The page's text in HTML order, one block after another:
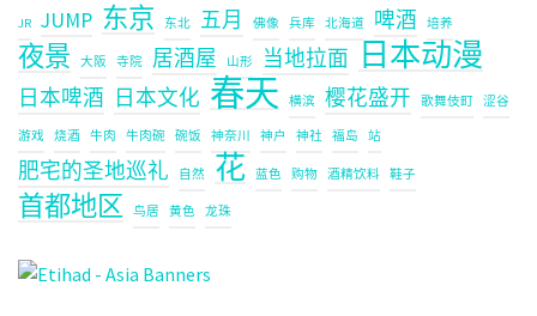
JR JUMP 东京 东北 五月 佛像 兵库 北海道 啤酒 培养
夜景 大阪 寺院 居酒屋 山形 当地拉面 日本动漫
日本啤酒 日本文化 春天 横滨 樱花盛开 歌舞伎町 涩谷
游戏 烧酒 牛肉 牛肉碗 碗饭 神奈川 神户 神社 福岛 站
肥宅的圣地巡礼 自然 花 蓝色 购物 酒精饮料 鞋子
首都地区 鸟居 黄色 龙珠